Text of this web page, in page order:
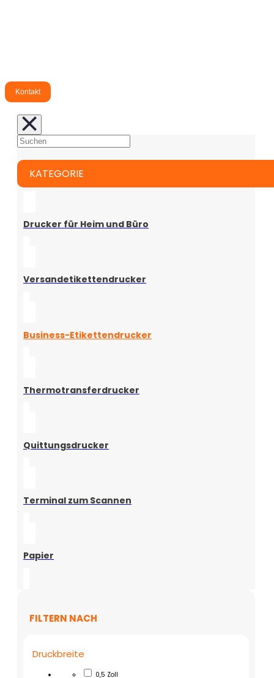
Kontakt
KATEGORIE
Drucker für Heim und Büro
Versandetikettendrucker
Business-Etikettendrucker
Thermotransferdrucker
Quittungsdrucker
Terminal zum Scannen
Papier
FILTERN NACH
Druckbreite
0,5 Zoll